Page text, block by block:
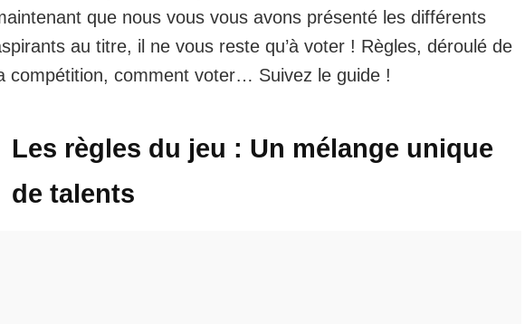
que nous vous vous avons présenté les différents
au titre, il ne vous reste qu’à voter ! Règles, déroulé de
compétition, comment voter… Suivez le guide !
Les règles du jeu : Un mélange unique
de talents